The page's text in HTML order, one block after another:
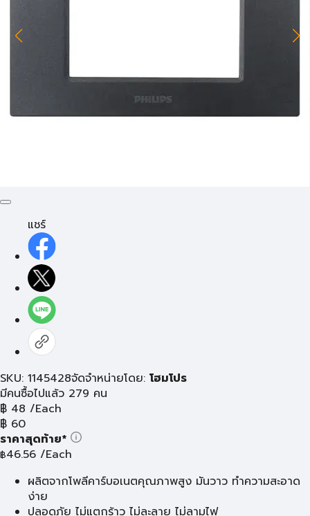
แชร์
SKU: 1145428จัดจำหน่ายโดย: โฮมโปร
มีคนซื้อไปแล้ว 279 คน
฿ 48 /Each
฿ 60
ราคาสุดท้าย*
฿46.56 /Each
ผลิตจากโพลีคาร์บอเนตคุณภาพสูง มันวาว ทำความสะอาด
ง่าย
ปลอดภัย ไม่แตกร้าว ไม่ละลาย ไม่ลามไฟ